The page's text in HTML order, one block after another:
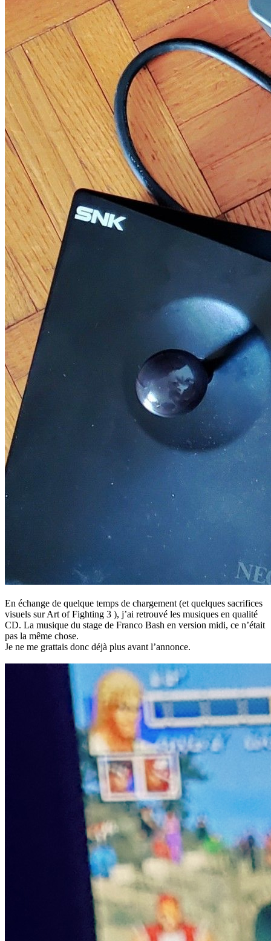
En échange de quelque temps de chargement (et quelques sacrifices
visuels sur Art of Fighting 3 ), j’ai retrouvé les musiques en qualité
CD. La musique du stage de Franco Bash en version midi, ce n’était
pas la même chose.
Je ne me grattais donc déjà plus avant l’annonce.